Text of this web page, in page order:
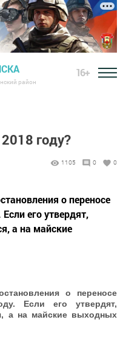
район
16+
году?
1105 0 0
о переносе
его утвердят,
а на майские
о переносе
Если его утвердят,
а на майские выходных